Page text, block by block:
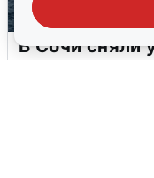
В Сочи сняли